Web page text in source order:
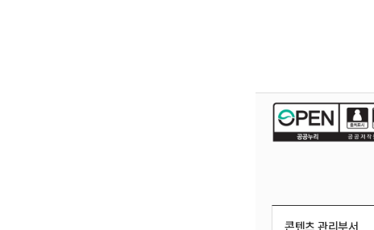
콘텐츠 관리부서